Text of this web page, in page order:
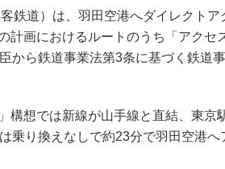
鉄道）は、羽田空港へダイレクトア
計画におけるルートのうち「アクセ
から鉄道事業法第3条に基づく鉄道
構想では新線が山手線と直結、東京
乗り換えなしで約23分で羽田空港へ